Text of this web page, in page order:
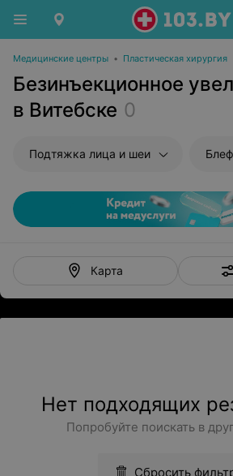
Медицинские центры • Пластическая хирургия
Безинъекционное
в Витебске 0
Подтяжка лица и шеи
Карта
Нет подходящих
Попробуйте поискать в
Сбросить